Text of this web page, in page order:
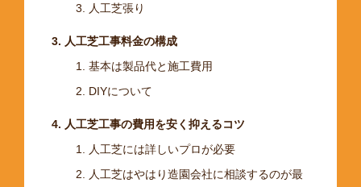
人工芝張り
人工芝工事料金の構成
基本は製品代と施工費用
DIYについて
人工芝工事の費用を安く抑えるコツ
人工芝には詳しいプロが必要
人工芝はやはり造園会社に相談するのが最